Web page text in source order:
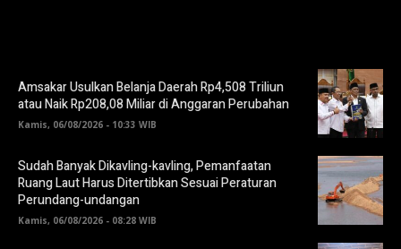
Amsakar Usulkan Belanja Daerah Rp4,508 Triliun
atau Naik Rp208,08 Miliar di Anggaran Perubahan
Kamis, 06/08/2026 - 10:33 WIB
Sudah Banyak Dikavling-kavling, Pemanfaatan
Ruang Laut Harus Ditertibkan Sesuai Peraturan
Perundang-undangan
Kamis, 06/08/2026 - 08:28 WIB